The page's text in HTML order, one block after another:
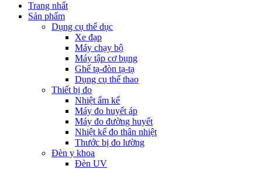
Trang nhất
Sản phẩm
Dụng cụ thể dục
Xe đạp
Máy chạy bộ
Máy tập cơ bụng
Ghế tạ-đòn tạ-tạ
Dụng cụ thể thao
Thiết bị đo
Nhiệt ẩm kế
Máy đo huyết áp
Máy đo đường huyết
Nhiệt kế đo thân nhiệt
Thước bị đo lường
Đèn y khoa
Đèn UV